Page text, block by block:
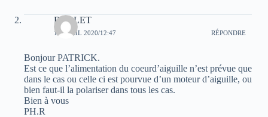
RALLET
15 AVRIL 2020/12:47 RÉPONDRE
Bonjour PATRICK.
Est ce que l’alimentation du coeurd’aiguille n’est prévue que
dans le cas ou celle ci est pourvue d’un moteur d’aiguille, ou
bien faut-il la polariser dans tous les cas.
Bien à vous
PH.R